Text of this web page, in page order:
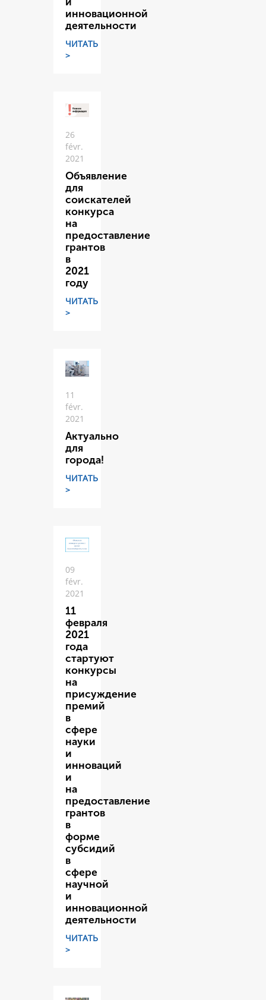
инновационной
деятельности
ЧИТАТЬ
>
26
févr.
2021
Объявление
для
соискателей
конкурса
на
предоставление
грантов
в
2021
году
ЧИТАТЬ
>
11
févr.
2021
Актуально
для
города!
ЧИТАТЬ
>
09
févr.
2021
11
февраля
2021
года
стартуют
конкурсы
на
присуждение
премий
в
сфере
науки
и
инноваций
и
на
предоставление
грантов
в
форме
субсидий
в
сфере
научной
и
инновационной
деятельности
ЧИТАТЬ
>